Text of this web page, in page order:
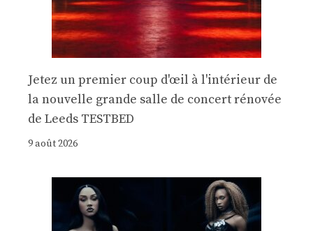
Jetez un premier coup d'œil à l'intérieur de
la nouvelle grande salle de concert rénovée
de Leeds TESTBED
9 août 2026